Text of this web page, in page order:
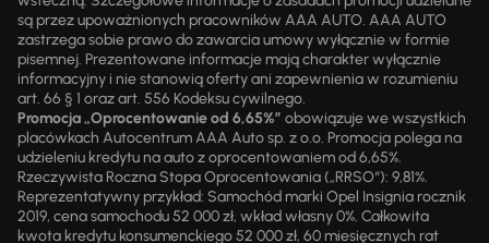
są przez upoważnionych pracowników AAA AUTO. AAA AUTO
zastrzega sobie prawo do zawarcia umowy wyłącznie w formie
pisemnej. Prezentowane informacje mają charakter wyłącznie
informacyjny i nie stanowią oferty ani zapewnienia w rozumieniu
art. 66 § 1 oraz art. 556 Kodeksu cywilnego.
Promocja „Oprocentowanie od 6,65%” obowiązuje we wszystkich
placówkach Autocentrum AAA Auto sp. z o.o. Promocja polega na
udzieleniu kredytu na auto z oprocentowaniem od 6,65%.
Rzeczywista Roczna Stopa Oprocentowania („RRSO“): 9,81%.
Reprezentatywny przykład: Samochód marki Opel Insignia rocznik
2019, cena samochodu 52 000 zł, wkład własny 0%. Całkowita
kwota kredytu konsumenckiego 52 000 zł, 60 miesięcznych rat